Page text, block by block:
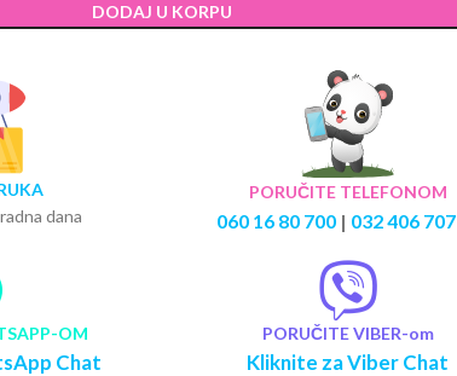
DODAJ U KORPU
dana
PORUČITE TELEFONOM
060 16 80 700| 032 406 707
OM
Chat
PORUČITE VIBER-om
Kliknite za Viber Chat